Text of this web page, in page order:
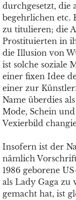
durchgesetzt, die
begehrlichen etc.
zu titulieren; die
Prostituierten in
die Illusion von
ist solche soziale
einer fixen Idee
einer zur
Name überdies
Mode, Schein
Vexierbild
Insofern ist der
nämlich
1986 geborene
als Lady Gaga
gemacht hat, ist